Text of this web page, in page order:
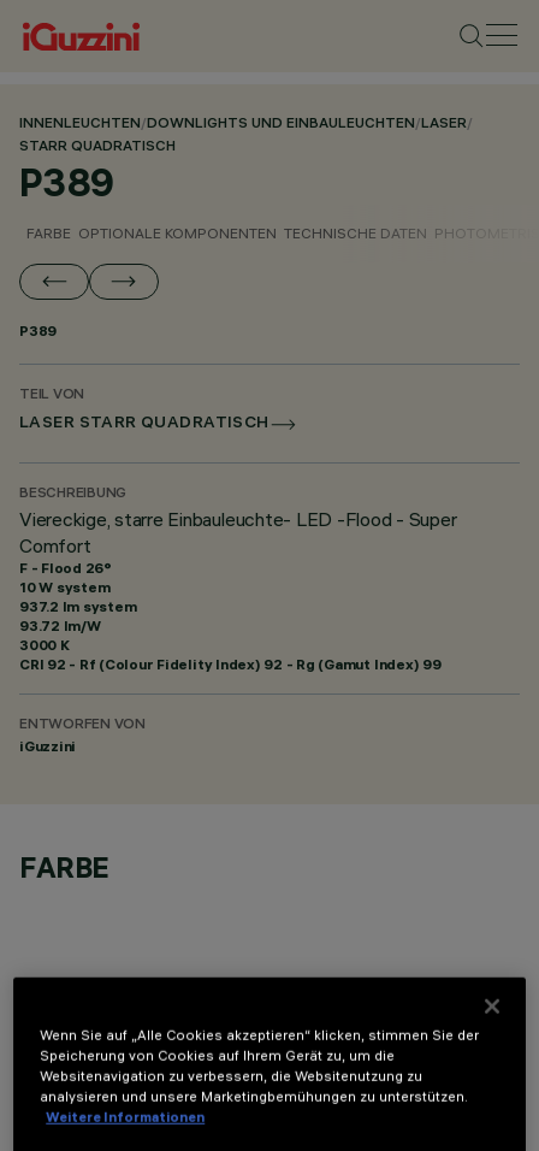
INNENLEUCHTEN/DOWNLIGHTS UND EINBAULEUCHTEN/LASER/
STARR QUADRATISCH
P389
FARBE OPTIONALE KOMPONENTEN TECHNISCHE DATEN
P389
TEIL VON
LASER STARR QUADRATISCH
BESCHREIBUNG
Viereckige, starre Einbauleuchte- LED -Flood - Super
Comfort
F - Flood 26°
10 W system
937.2 lm system
93.72 lm/W
3000 K
CRI 92 - Rf (Colour Fidelity Index) 92 - Rg (Gamut Index) 99
ENTWORFEN VON
iGuzzini
FARBE
OPTIONALE KOMPONENTEN
Wenn Sie auf „Alle Cookies akzeptieren“ klicken, stimmen Sie der
Speicherung von Cookies auf Ihrem Gerät zu, um die
Websitenavigation zu verbessern, die Websitenutzung zu
analysieren und unsere Marketingbemühungen zu unterstützen.
Weitere Informationen